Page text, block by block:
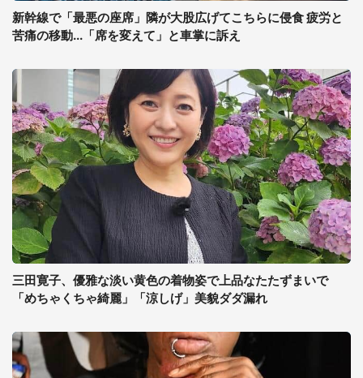
新幹線で「最悪の座席」隣が大股広げてこちらに侵食 疲労と
苦痛の移動...「席を変えて」と車掌に訴え
三田寛子、優雅な淡い黄色の着物姿で上品なたたずまいで
「めちゃくちゃ綺麗」「涼しげ」美貌ダダ漏れ